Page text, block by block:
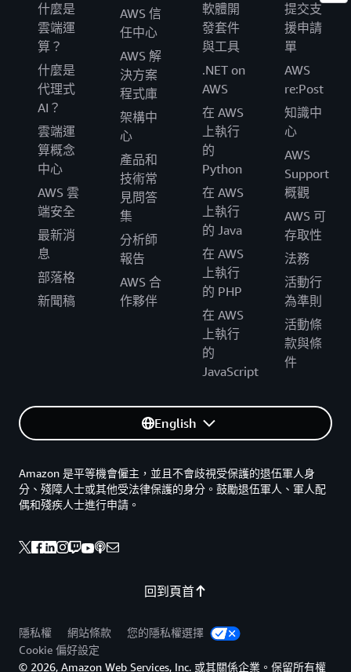
什麼是
雲端運
算？
什麼是
代理式
AI？
雲端運
算概念
中心
AWS 雲
端安全
最新消
息
部落格
新聞稿
AWS 信
任中心
AWS 解
決方案
程式庫
架構中
心
產品和
技術常
見問答
集
分析師
報告
AWS 合
作夥伴
軟體開
發套件
與工具
.NET on
AWS
在 AWS
上執行
的
Python
在 AWS
上執行
的 Java
在 AWS
上執行
的 PHP
在 AWS
上執行
的
JavaScript
提交支
援申請
單
AWS
re:Post
知識中
心
AWS
Support
概觀
AWS 可
存取性
法務
活動行
為準則
活動條
款與條
件
English
回到頁首
Amazon 是平等機會僱主，並且不會歧視受保護的退伍軍人身
分、殘障人士或其他受法律保護的身分。鼓勵退伍軍人、軍人配
偶和殘疾人士進行申請。
隱私權 網站條款
您的隱私權選擇
Cookie 偏好設定
© 2026, Amazon Web Services, Inc. 或其關係企業。保留所有權